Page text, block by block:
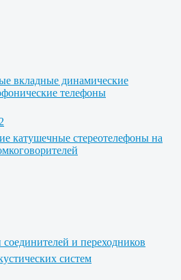
вкладные динамические
телефоны
катушечные стереотелефоны на
и переходников
систем